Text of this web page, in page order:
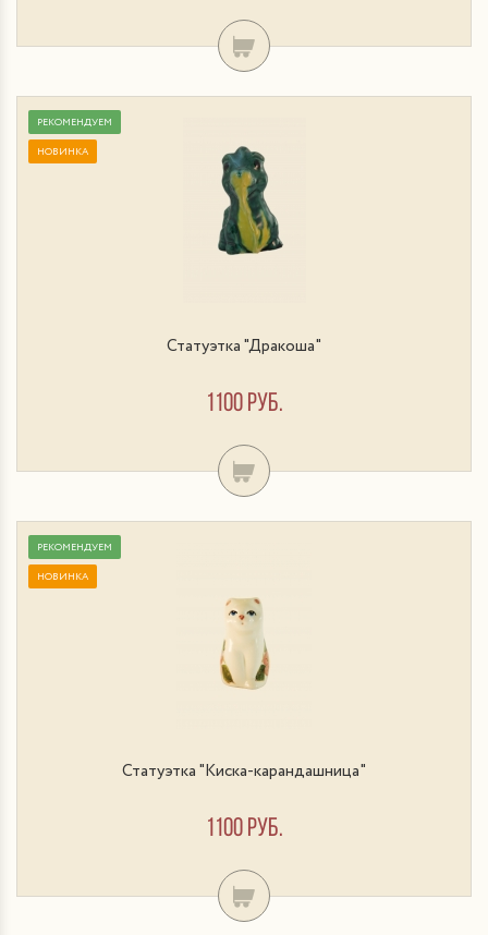
РЕКОМЕНДУЕМ
НОВИНКА
Статуэтка "Дракоша"
1100 руб.
РЕКОМЕНДУЕМ
НОВИНКА
Статуэтка "Киска-карандашница"
1100 руб.